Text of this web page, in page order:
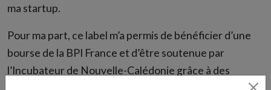
ma startup.
Pour ma part, ce label m’a permis de bénéficier d’une
bourse de la BPI France et d’être soutenue par
l’Incubateur de Nouvelle-Calédonie grâce à des